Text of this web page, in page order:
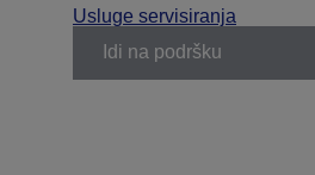
Usluge servisiranja
Idi na podršku